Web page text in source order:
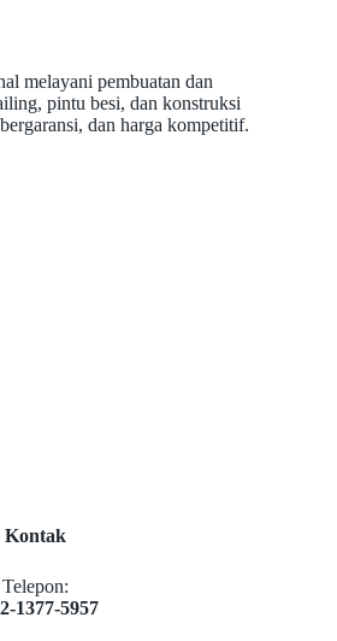
melayani pembuatan dan
pintu besi, dan konstruksi
dan harga kompetitif.
Kontak
Telepon:
1377-5957